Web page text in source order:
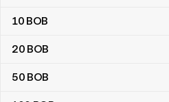
10 BOB
20 BOB
50 BOB